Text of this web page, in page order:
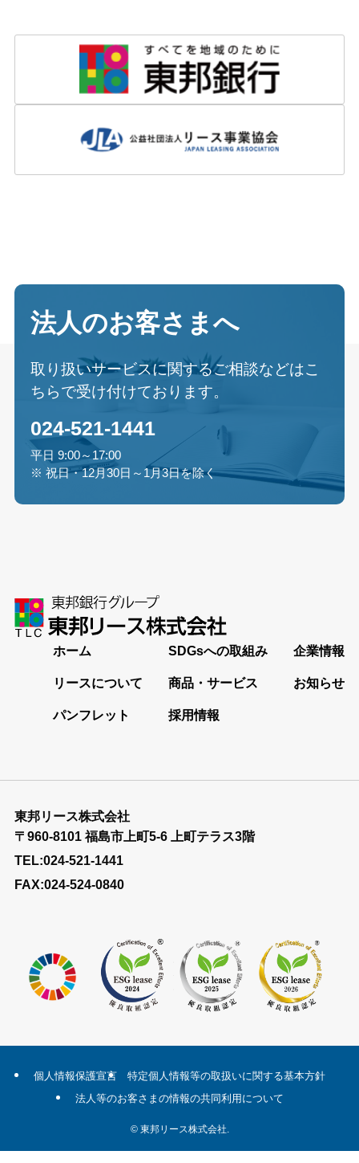
法人のお客さまへ
取り扱いサービスに関するご相談などはこ
ちらで受け付けております。
024-521-1441
平日 9:00～17:00
※ 祝日・12月30日～1月3日を除く
ホーム SDGsへの取組み 企業情報
リースについて 商品・サービス お知らせ
パンフレット 採用情報
東邦リース株式会社
〒960-8101 福島市上町5-6 上町テラス3階
TEL:024-521-1441
FAX:024-524-0840
個人情報保護宣言
特定個人情報等の取扱いに関する基本方針
法人等のお客さまの情報の共同利用について
©東邦リース株式会社.